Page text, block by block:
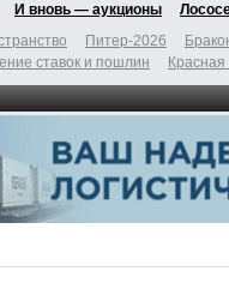
И вновь — аукционы
Питер-2026
ставок и пошлин